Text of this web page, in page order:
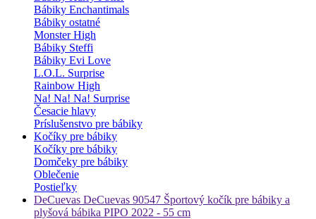
Bábiky Enchantimals
Bábiky ostatné
Monster High
Bábiky Steffi
Bábiky Evi Love
L.O.L. Surprise
Rainbow High
Na! Na! Na! Surprise
Česacie hlavy
Príslušenstvo pre bábiky
Kočíky pre bábiky
Kočíky pre bábiky
Domčeky pre bábiky
Oblečenie
Postieľky
DeCuevas DeCuevas 90547 Športový kočík pre bábiky a
plyšová bábika PIPO 2022 - 55 cm